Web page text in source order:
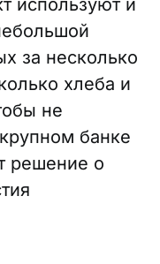
используют и
за несколько
хлеба и
не
банке
решение о